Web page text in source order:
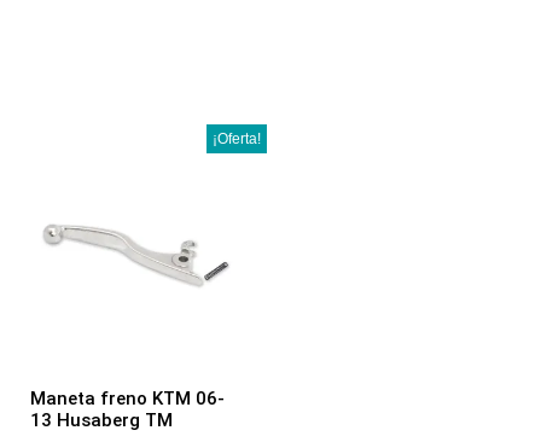
¡Oferta!
Maneta freno KTM 06-
13 Husaberg TM